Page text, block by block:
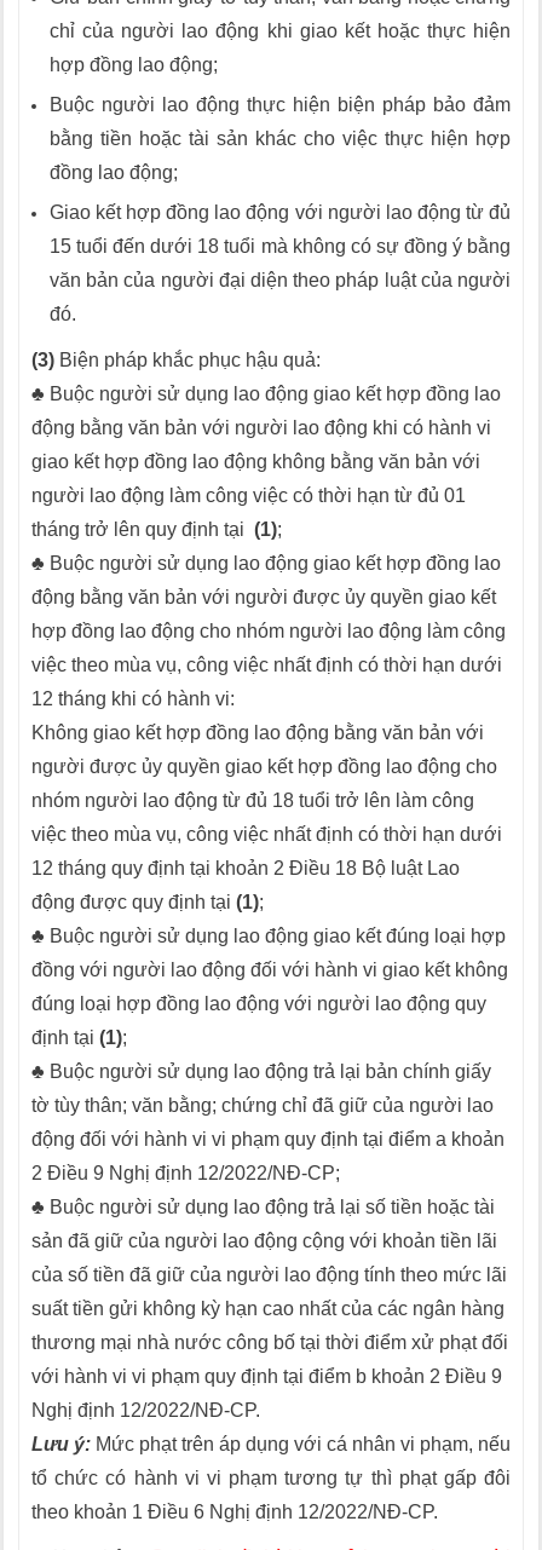
chỉ của người lao động khi giao kết hoặc thực hiện
hợp đồng lao động;
Buộc người lao động thực hiện biện pháp bảo đảm
bằng tiền hoặc tài sản khác cho việc thực hiện hợp
đồng lao động;
Giao kết hợp đồng lao động với người lao động từ đủ
15 tuổi đến dưới 18 tuổi mà không có sự đồng ý bằng
văn bản của người đại diện theo pháp luật của người
đó.
(3) Biện pháp khắc phục hậu quả:
♣ Buộc người sử dụng lao động giao kết hợp đồng lao
động bằng văn bản với người lao động khi có hành vi
giao kết hợp đồng lao động không bằng văn bản với
người lao động làm công việc có thời hạn từ đủ 01
tháng trở lên quy định tại (1);
♣ Buộc người sử dụng lao động giao kết hợp đồng lao
động bằng văn bản với người được ủy quyền giao kết
hợp đồng lao động cho nhóm người lao động làm công
việc theo mùa vụ, công việc nhất định có thời hạn dưới
12 tháng khi có hành vi:
Không giao kết hợp đồng lao động bằng văn bản với
người được ủy quyền giao kết hợp đồng lao động cho
nhóm người lao động từ đủ 18 tuổi trở lên làm công
việc theo mùa vụ, công việc nhất định có thời hạn dưới
12 tháng quy định tại khoản 2 Điều 18 Bộ luật Lao
động được quy định tại (1);
♣ Buộc người sử dụng lao động giao kết đúng loại hợp
đồng với người lao động đối với hành vi giao kết không
đúng loại hợp đồng lao động với người lao động quy
định tại (1);
♣ Buộc người sử dụng lao động trả lại bản chính giấy
tờ tùy thân; văn bằng; chứng chỉ đã giữ của người lao
động đối với hành vi vi phạm quy định tại điểm a khoản
2 Điều 9 Nghị định 12/2022/NĐ-CP;
♣ Buộc người sử dụng lao động trả lại số tiền hoặc tài
sản đã giữ của người lao động cộng với khoản tiền lãi
của số tiền đã giữ của người lao động tính theo mức lãi
suất tiền gửi không kỳ hạn cao nhất của các ngân hàng
thương mại nhà nước công bố tại thời điểm xử phạt đối
với hành vi vi phạm quy định tại điểm b khoản 2 Điều 9
Nghị định 12/2022/NĐ-CP.
Lưu ý: Mức phạt trên áp dụng với cá nhân vi phạm, nếu
tổ chức có hành vi vi phạm tương tự thì phạt gấp đôi
theo khoản 1 Điều 6 Nghị định 12/2022/NĐ-CP.